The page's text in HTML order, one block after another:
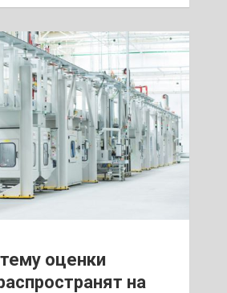
оценки
на